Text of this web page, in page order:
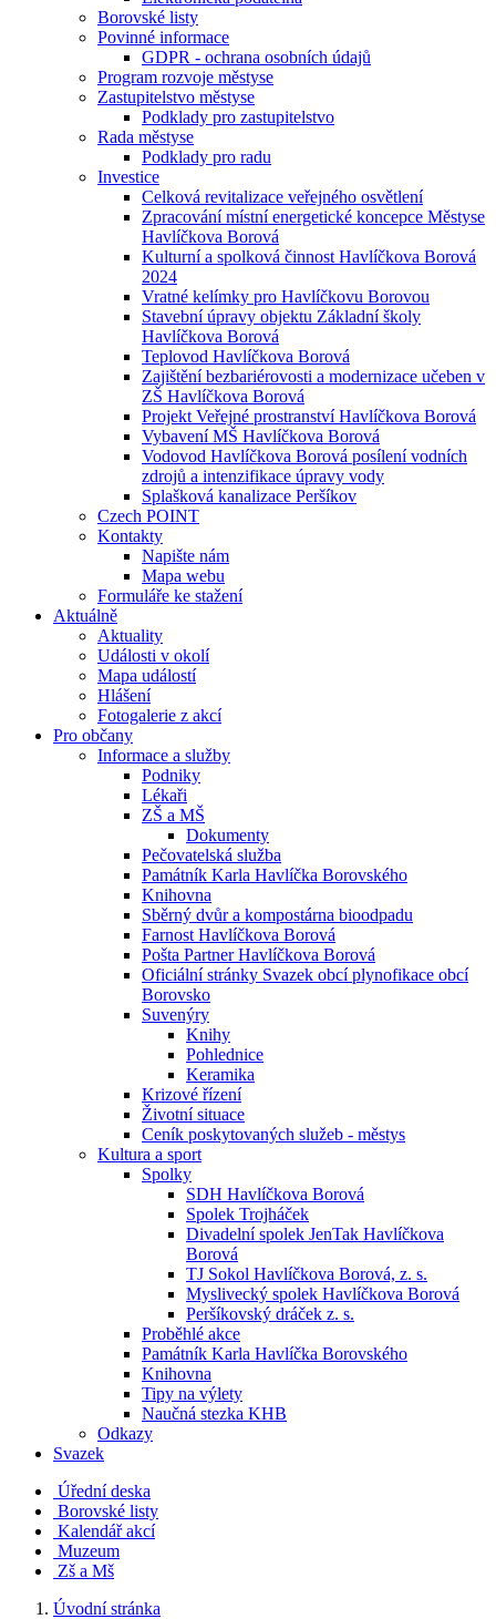
Borovské listy
Povinné informace
GDPR - ochrana osobních údajů
Program rozvoje městyse
Zastupitelstvo městyse
Podklady pro zastupitelstvo
Rada městyse
Podklady pro radu
Investice
Celková revitalizace veřejného osvětlení
Zpracování místní energetické koncepce Městyse
Havlíčkova Borová
Kulturní a spolková činnost Havlíčkova Borová
2024
Vratné kelímky pro Havlíčkovu Borovou
Stavební úpravy objektu Základní školy
Havlíčkova Borová
Teplovod Havlíčkova Borová
Zajištění bezbariérovosti a modernizace učeben v
ZŠ Havlíčkova Borová
Projekt Veřejné prostranství Havlíčkova Borová
Vybavení MŠ Havlíčkova Borová
Vodovod Havlíčkova Borová posílení vodních
zdrojů a intenzifikace úpravy vody
Splašková kanalizace Peršíkov
Czech POINT
Kontakty
Napište nám
Mapa webu
Formuláře ke stažení
Aktuálně
Aktuality
Události v okolí
Mapa událostí
Hlášení
Fotogalerie z akcí
Pro občany
Informace a služby
Podniky
Lékaři
ZŠ a MŠ
Dokumenty
Pečovatelská služba
Památník Karla Havlíčka Borovského
Knihovna
Sběrný dvůr a kompostárna bioodpadu
Farnost Havlíčkova Borová
Pošta Partner Havlíčkova Borová
Oficiální stránky Svazek obcí plynofikace obcí
Borovsko
Suvenýry
Knihy
Pohlednice
Keramika
Krizové řízení
Životní situace
Ceník poskytovaných služeb - městys
Kultura a sport
Spolky
SDH Havlíčkova Borová
Spolek Trojháček
Divadelní spolek JenTak Havlíčkova
Borová
TJ Sokol Havlíčkova Borová, z. s.
Myslivecký spolek Havlíčkova Borová
Peršíkovský dráček z. s.
Proběhlé akce
Památník Karla Havlíčka Borovského
Knihovna
Tipy na výlety
Naučná stezka KHB
Odkazy
Svazek
Úřední deska
Borovské listy
Kalendář akcí
Muzeum
Zš a Mš
Úvodní stránka